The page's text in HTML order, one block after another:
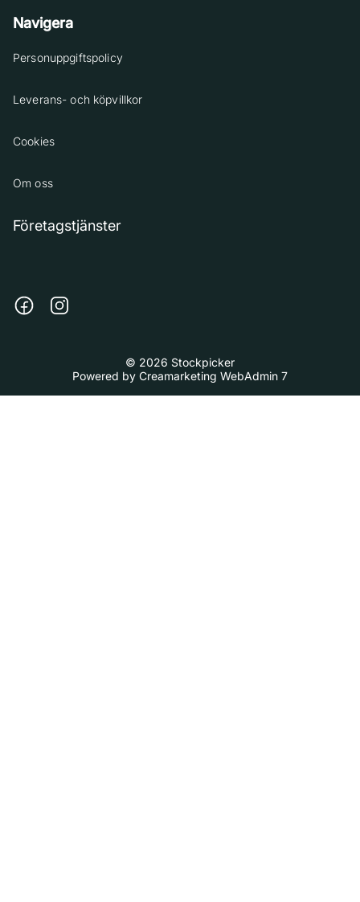
Navigera
Personuppgiftspolicy
Leverans- och köpvillkor
Cookies
Om oss
Företagstjänster
© 2026 Stockpicker
Powered by Creamarketing WebAdmin 7